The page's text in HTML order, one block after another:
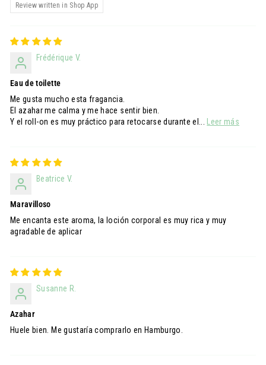
Review written in Shop App
Frédérique V.
Eau de toilette
Me gusta mucho esta fragancia.
El azahar me calma y me hace sentir bien.
Y el roll-on es muy práctico para retocarse durante el... Leer más
Beatrice V.
Maravilloso
Me encanta este aroma, la loción corporal es muy rica y muy
agradable de aplicar
Susanne R.
Azahar
Huele bien. Me gustaría comprarlo en Hamburgo.